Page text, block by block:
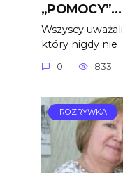
„POMOCY”…
Wszyscy
który nigdy nie
0 833
ROZRYWKA